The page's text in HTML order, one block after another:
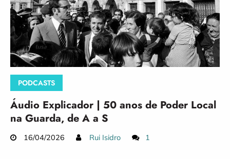
PODCASTS
Áudio Explicador | 50 anos de Poder Local
na Guarda, de A a S
16/04/2026 Rui Isidro 1